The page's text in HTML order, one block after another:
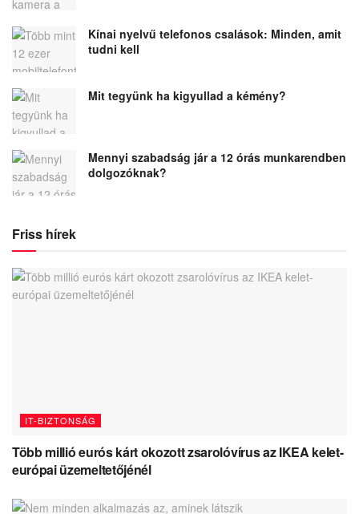
Kínai nyelvű telefonos csalások: Minden, amit
tudni kell
Mit tegyünk ha kigyullad a kémény?
Mennyi szabadság jár a 12 órás munkarendben
dolgozóknak?
Friss hírek
IT-BIZTONSÁG
Több millió eurós kárt okozott zsarolóvírus az IKEA kelet-
európai üzemeltetőjénél